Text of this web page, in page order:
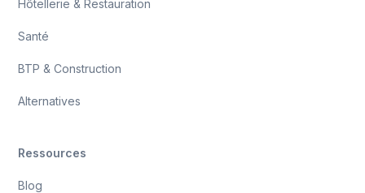
Hôtellerie & Restauration
Santé
BTP & Construction
Alternatives
Ressources
Blog